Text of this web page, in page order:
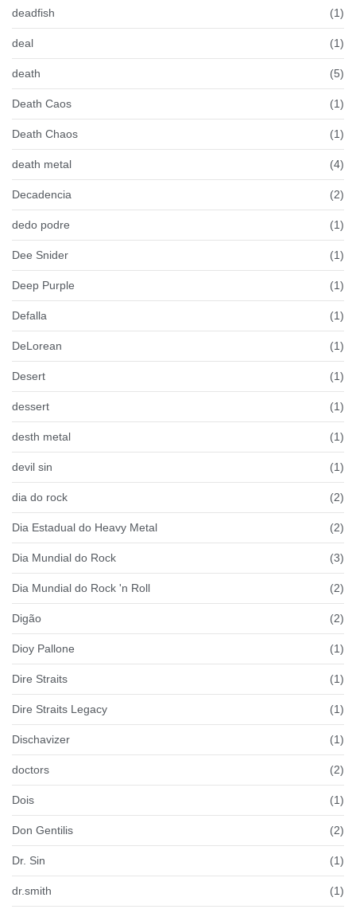
deadfish (1)
deal (1)
death (5)
Death Caos (1)
Death Chaos (1)
death metal (4)
Decadencia (2)
dedo podre (1)
Dee Snider (1)
Deep Purple (1)
Defalla (1)
DeLorean (1)
Desert (1)
dessert (1)
desth metal (1)
devil sin (1)
dia do rock (2)
Dia Estadual do Heavy Metal (2)
Dia Mundial do Rock (3)
Dia Mundial do Rock 'n Roll (2)
Digão (2)
Dioy Pallone (1)
Dire Straits (1)
Dire Straits Legacy (1)
Dischavizer (1)
doctors (2)
Dois (1)
Don Gentilis (2)
Dr. Sin (1)
dr.smith (1)